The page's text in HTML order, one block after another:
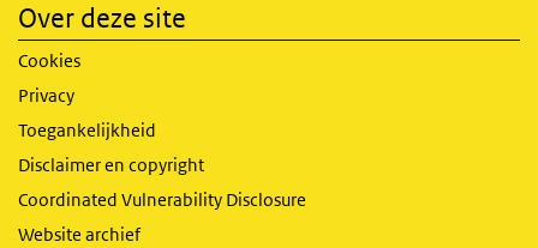
Over deze site
Cookies
Privacy
Toegankelijkheid
Disclaimer en copyright
Coordinated Vulnerability Disclosure
Website archief